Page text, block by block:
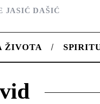
JASIĆ DAŠIĆ
ŽIVOTA